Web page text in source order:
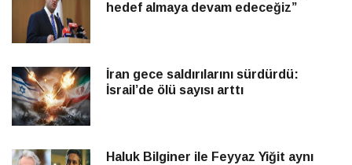
hedef almaya devam edeceğiz”
İran gece saldırılarını sürdürdü:
İsrail’de ölü sayısı arttı
Haluk Bilginer ile Feyyaz Yiğit aynı